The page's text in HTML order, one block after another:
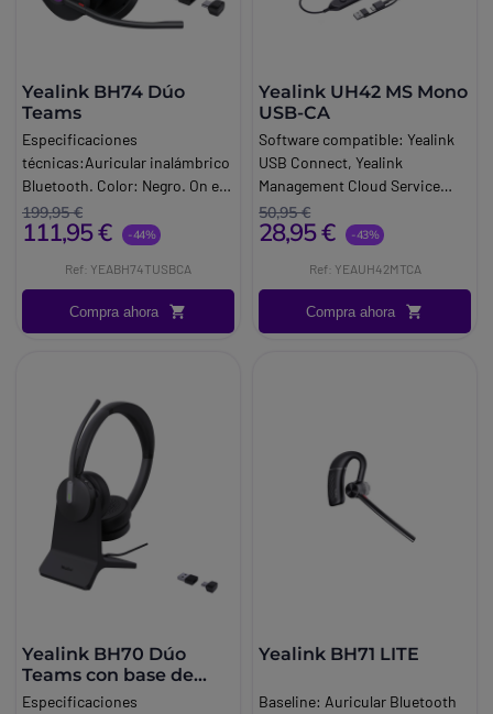
Yealink BH74 Dúo
Teams
Especificaciones
técnicas:Auricular inalámbrico
Bluetooth. Color: Negro. On ear
(sobre la oreja). Conexiones:
USB C y USB APeso: 162 g
199,95 €
111,95 € -44%
Ref: YEABH74TUSBCA
Compra ahora
Yealink UH42 MS Mono
USB-CA
Software compatible: Yealink
USB Connect, Yealink
Management Cloud Service
(YMCS). Micrófono: brazo
flexible con reducción de ruido
50,95 €
28,95 € -43%
Ref: YEAUH42MTCA
Compra ahora
Yealink BH70 Dúo
Teams con base de
carga
Especificaciones
Yealink BH71 LITE
Baseline: Auricular Bluetooth